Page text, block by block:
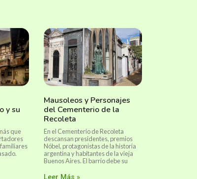
y su
que
Mausoleos y Personajes
del Cementerio de la
Recoleta
En el Cementerio de Recoleta
descansan presidentes, premios
Nóbel, protagonistas de la historia
argentina y habitantes de la vieja
Buenos Aires. El barrio debe su
Leer Más »